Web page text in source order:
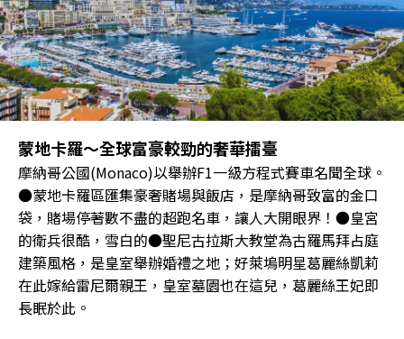
蒙地卡羅～全球富豪較勁的奢華擂臺
摩納哥公國(Monaco)以舉辦F1一級方程式賽車名聞全球。
●蒙地卡羅區匯集豪奢賭場與飯店，是摩納哥致富的金口
袋，賭場停著數不盡的超跑名車，讓人大開眼界！●皇宮
的衛兵很酷，雪白的●聖尼古拉斯大教堂為古羅馬拜占庭
建築風格，是皇室舉辦婚禮之地；好萊塢明星葛麗絲凱莉
在此嫁給雷尼爾親王，皇室墓園也在這兒，葛麗絲王妃即
長眠於此。